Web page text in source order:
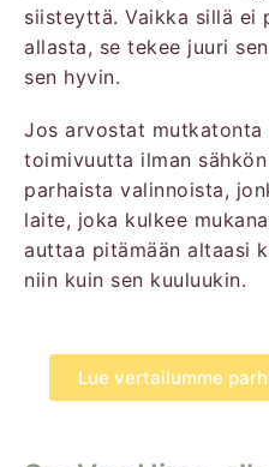
siisteyttä. Vaikka sillä ei
allasta, se tekee juuri
sen hyvin.
Jos arvostat mutkatonta
toimivuutta ilman
parhaista valinnoista,
laite, joka kulkee
auttaa pitämään altaasi
niin kuin sen kuuluukin.
Lue vertailumme